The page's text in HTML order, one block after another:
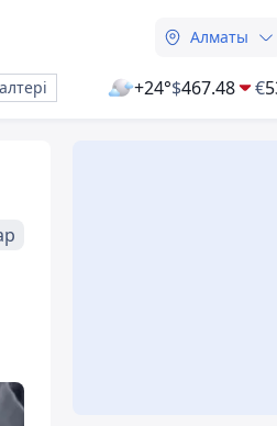
Алматы
+24°$467.48 €